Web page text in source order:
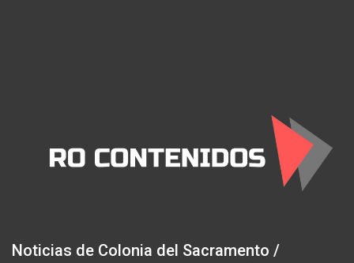
Noticias de Colonia del Sacramento /